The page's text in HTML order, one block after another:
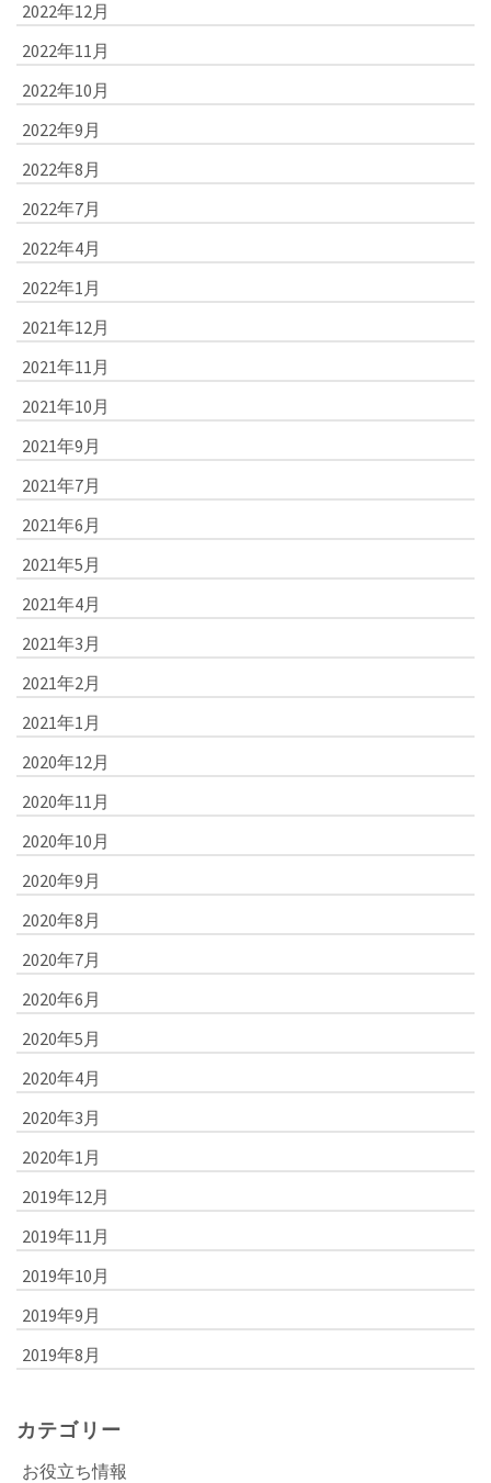
2022年12月
2022年11月
2022年10月
2022年9月
2022年8月
2022年7月
2022年4月
2022年1月
2021年12月
2021年11月
2021年10月
2021年9月
2021年7月
2021年6月
2021年5月
2021年4月
2021年3月
2021年2月
2021年1月
2020年12月
2020年11月
2020年10月
2020年9月
2020年8月
2020年7月
2020年6月
2020年5月
2020年4月
2020年3月
2020年1月
2019年12月
2019年11月
2019年10月
2019年9月
2019年8月
カテゴリー
お役立ち情報